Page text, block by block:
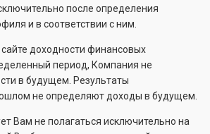
после определения
и в соответствии с ним.
сайте доходности финансовых
период, Компания не
в будущем. Результаты
не определяют доходы в будущем.
Вам не полагаться исключительно на